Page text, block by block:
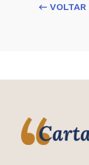
← VOLTAR